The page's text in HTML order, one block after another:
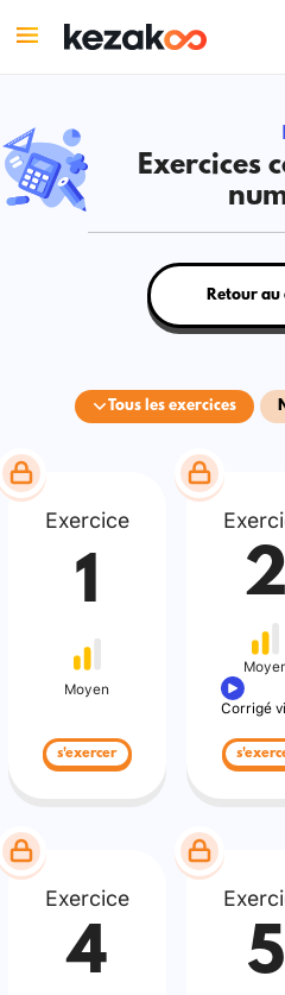
Exercices
Tous les exercices
Retour au
Exercice
1
Moyen
s'exercer
2
Corrigé
Exercice
4 5